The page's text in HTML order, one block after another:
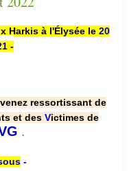
Harkis à l'Élysée le 20
-
ressortissant de
et des Victimes de
.
-